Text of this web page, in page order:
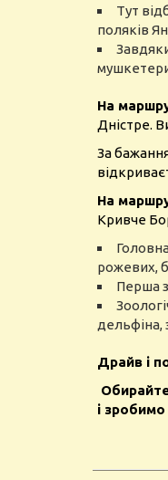
Тут
поляків
На
Дністре.
За
На
Кривче
рожевих,
Перша
дельфіна,
Драйв і
і